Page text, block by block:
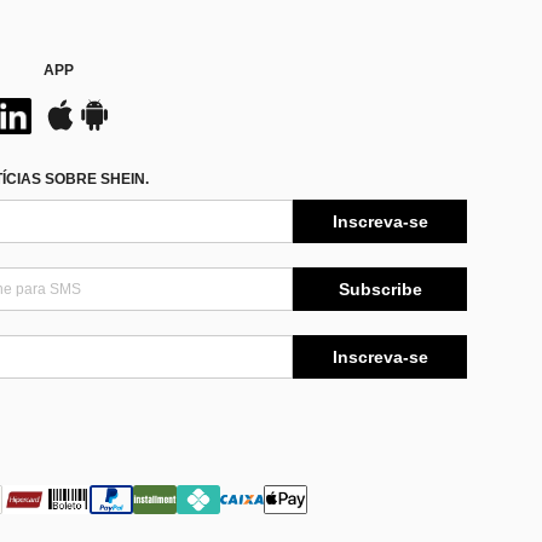
APP
SOBRE SHEIN.
Inscreva-se
Subscribe
Inscreva-se